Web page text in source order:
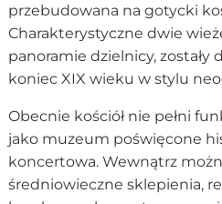
przebudowana na gotycki
Charakterystyczne dwie
panoramie dzielnicy, zostały
koniec XIX wieku w stylu
Obecnie kościół nie pełni
jako muzeum poświęcone
koncertowa. Wewnątrz
średniowieczne sklepienia,